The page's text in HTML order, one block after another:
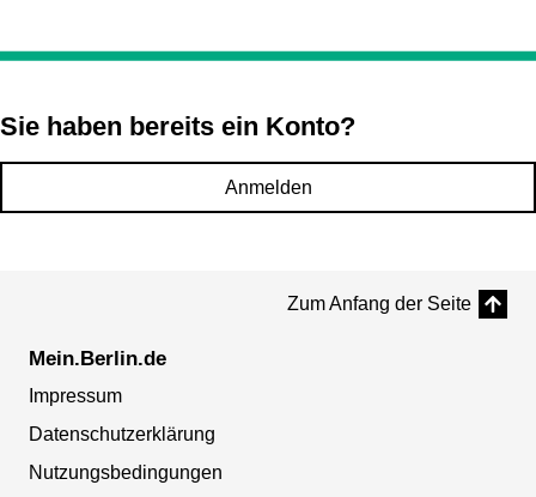
Sie haben bereits ein Konto?
Anmelden
Zum Anfang der Seite
Mein.Berlin.de
Impressum
Datenschutzerklärung
Nutzungsbedingungen